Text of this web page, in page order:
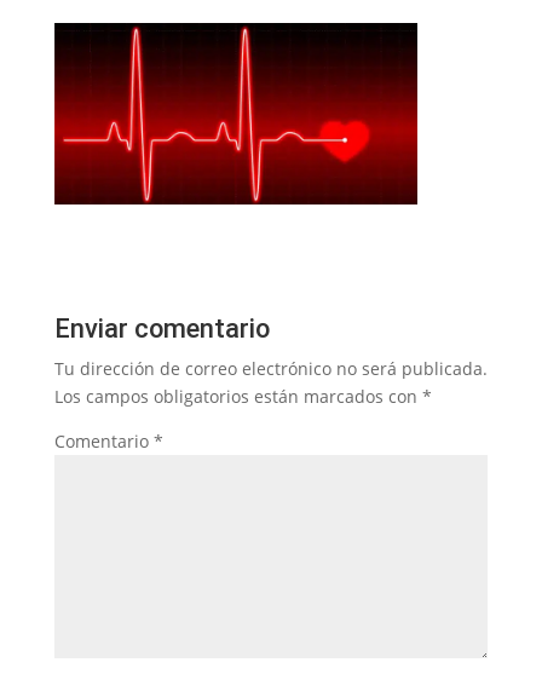
Enviar comentario
Tu dirección de correo electrónico no será publicada.
Los campos obligatorios están marcados con *
Comentario *